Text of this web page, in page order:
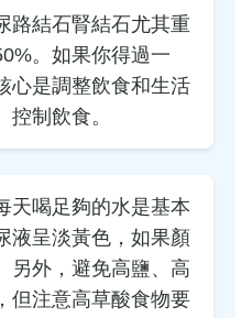
路結石腎結石尤其重
。如果你得過一
心是調整飲食和生活
制飲食。
天喝足夠的水是基本
液呈淡黃色，如果顏
另外，避免高鹽、高
但注意高草酸食物要